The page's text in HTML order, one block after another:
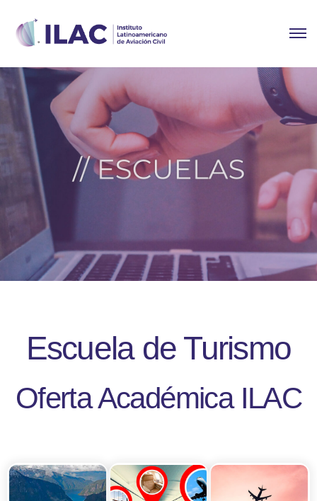
Escuela de Turismo
Oferta Académica ILAC